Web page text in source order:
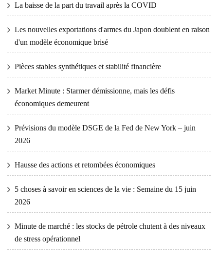
La baisse de la part du travail après la COVID
Les nouvelles exportations d'armes du Japon doublent en raison
d'un modèle économique brisé
Pièces stables synthétiques et stabilité financière
Market Minute : Starmer démissionne, mais les défis
économiques demeurent
Prévisions du modèle DSGE de la Fed de New York – juin
2026
Hausse des actions et retombées économiques
5 choses à savoir en sciences de la vie : Semaine du 15 juin
2026
Minute de marché : les stocks de pétrole chutent à des niveaux
de stress opérationnel